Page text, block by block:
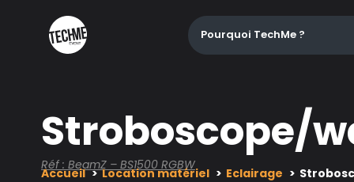
Pourquoi TechMe ?
Stroboscope/
Réf : BeamZ – BS1500 RGBW
Accueil Location matériel Eclairage